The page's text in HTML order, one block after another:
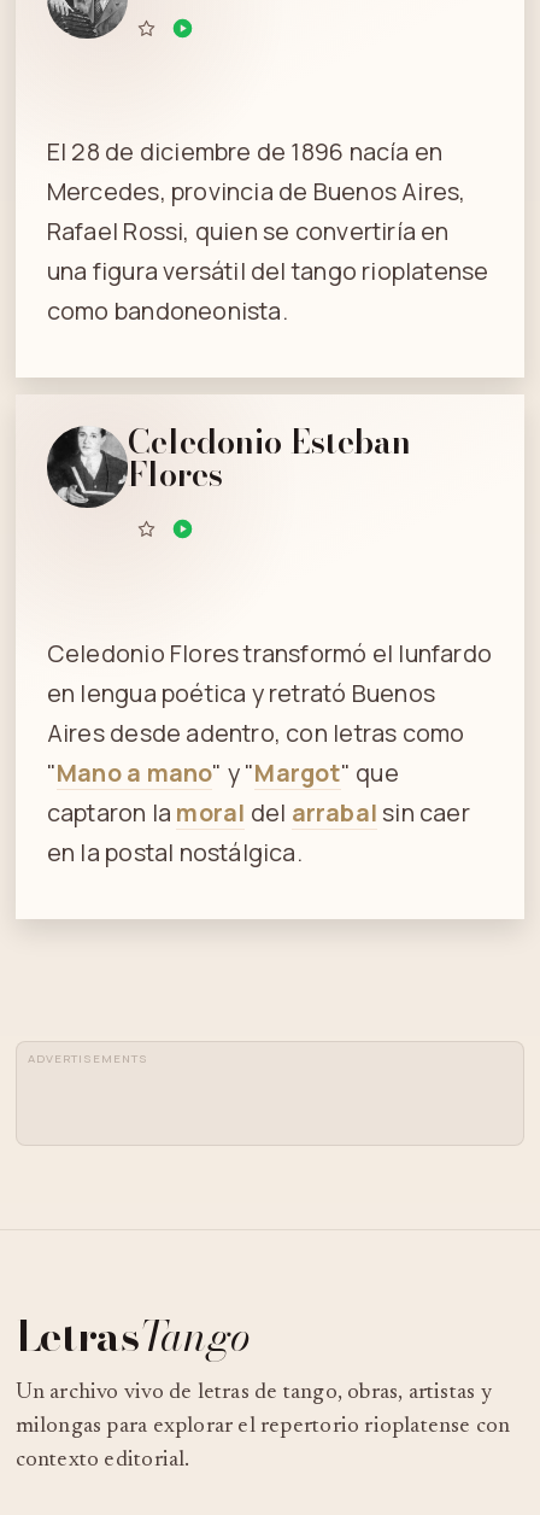
El 28 de diciembre de 1896 nacía en
Mercedes, provincia de Buenos Aires,
Rafael Rossi, quien se convertiría en
una figura versátil del tango rioplatense
como bandoneonista.
Celedonio Esteban
Flores
Celedonio Flores transformó el lunfardo
en lengua poética y retrató Buenos
Aires desde adentro, con letras como
"Mano a mano" y "Margot" que
captaron la moral del arrabal sin caer
en la postal nostálgica.
ADVERTISEMENTS
LetrasTango
Un archivo vivo de letras de tango, obras, artistas y
milongas para explorar el repertorio rioplatense con
contexto editorial.